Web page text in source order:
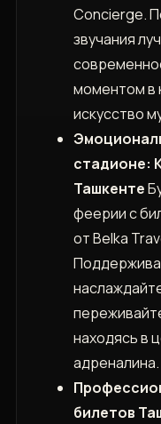
Concierge.
звучания
моментом в
искусство
стадионе:
Ташкенте
феерии с
от Belka
находясь в
адреналина.
билетов